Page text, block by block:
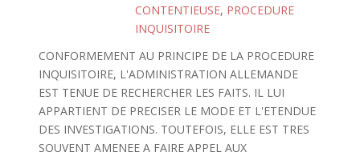
CONTENTIEUSE, PROCEDURE
INQUISITOIRE
CONFORMEMENT AU PRINCIPE DE LA PROCEDURE
INQUISITOIRE, L'ADMINISTRATION ALLEMANDE
EST TENUE DE RECHERCHER LES FAITS. IL LUI
APPARTIENT DE PRECISER LE MODE ET L'ETENDUE
DES INVESTIGATIONS. TOUTEFOIS, ELLE EST TRES
SOUVENT AMENEE A FAIRE APPEL AUX